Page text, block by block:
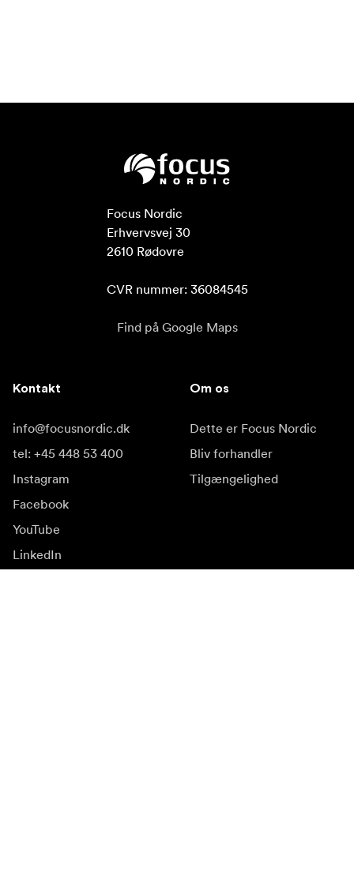
Focus Nordic
Erhvervsvej 30
2610 Rødovre
CVR nummer: 36084545
Find på Google Maps
Kontakt
info@focusnordic.dk
tel: +45 448 53 400
Instagram
Facebook
YouTube
LinkedIn
Om os
Dette er Focus Nordic
Bliv forhandler
Tilgængelighed